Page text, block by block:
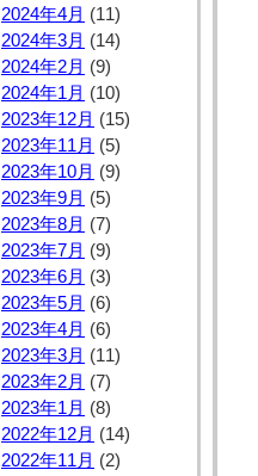
2024年4月 (11)
2024年3月 (14)
2024年2月 (9)
2024年1月 (10)
2023年12月 (15)
2023年11月 (5)
2023年10月 (9)
2023年9月 (5)
2023年8月 (7)
2023年7月 (9)
2023年6月 (3)
2023年5月 (6)
2023年4月 (6)
2023年3月 (11)
2023年2月 (7)
2023年1月 (8)
2022年12月 (14)
2022年11月 (2)